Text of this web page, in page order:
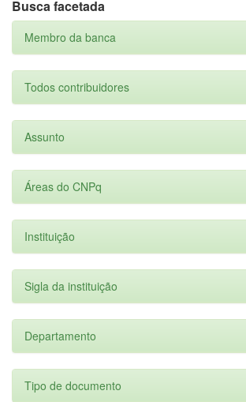
Busca facetada
Membro da banca
Todos contribuidores
Assunto
Áreas do CNPq
Instituição
Sigla da instituição
Departamento
Tipo de documento